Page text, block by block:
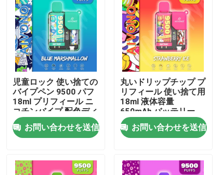
家
プロダクト
ビデオ
私達について
工場旅行
品質管理
児童ロック 使い捨ての
バイプペン 9500 パフ
18ml プリフィール ニ
コチンバイプ 配色ディ
スプレイ
お問い合わせを送信
丸いドリップチップ プ
リフィール 使い捨て用
18ml 液体容量
650mAh バッテリー
お問い合わせを送信